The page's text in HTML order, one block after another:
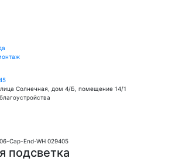
Солнечная, дом 4/Б, помещение 14/1
Cap-End-WH 029405
подсветка